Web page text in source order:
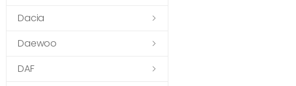
Dacia
Daewoo
DAF